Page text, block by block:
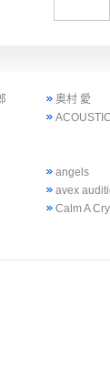
奥村 愛
angels
avex
Calm A